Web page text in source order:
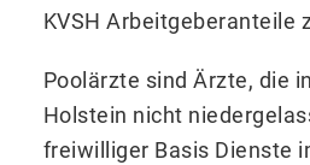
KVSH Arbeitgeberanteile
Poolärzte sind Ärzte, die
Holstein nicht
freiwilliger Basis Dienste